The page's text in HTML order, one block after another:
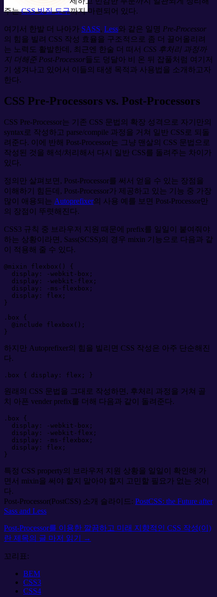
주는CSS 빗질 도구까지 마련되어 있다.
여기서 한발 더 나아가 SASS, Less와 같은 일명 Pre-Processor
의 힘을 빌려 CSS 작성 효율을 구조적으로 좀 더 끌어올리려
는 노력도 활발한데, 최근엔 한술 더 떠서 CSS 후처리 과정까
지 더해준 Post-Processor들도 덩달아 비 온 뒤 잡풀처럼 여기저
기 생겨나고 있어서 이들의 태생 목적과 사용법을 소개하고자
한다.
CSS Pre-Processors vs. Post-Processors
CSS Pre-Processor는 기존 CSS 문법의 확장 성격으로 자기만의
syntax로 작성하고 parse/compile 과정을 거쳐 일반 CSS로 되돌
려준다. 이에 반해 Post-Processor는 그냥 맨살의 CSS 문법으로
작성된 것을 해석/처리해서 다시 일반 CSS를 돌려주는 차이가
있다.
정의만 살펴보면, Post-Processor를 써서 얻을 수 있는 장점을
이해하기 힘든데, Post-Processor가 제공하고 있는 기능 중 가장
많이 애용되는 Autoprefixer의 사용 예를 보면 Post-Processor만
의 장점이 뚜렷해진다.
CSS3 규칙 중 브라우저 지원 때문에 prefix를 일일이 붙여줘야
하는 상황이라면, Sass(SCSS)의 경우 mixin 기능으로 다음과 같
이 적용해 줄 수 있다.
@mixin flexbox ( )
{
display : -webkit - box ;
display : -webkit - flex ;
display : -ms - flexbox ;
display : flex ;
}
. box
{
@include flexbox ( ) ;
}
하지만 Autoprefixer의 힘을 빌리면 CSS 작성은 아주 단순해진
다.
. box { display : flex ; }
원래의 CSS 문법을 그대로 작성하면, 후처리 과정을 거쳐 골
치 아픈 vender prefix를 더해 다음과 같이 돌려준다.
. box
{
display : -webkit-box ;
display : -webkit-flex ;
display : -ms-flexbox ;
display : flex ;
}
특정 CSS property의 브라우저 지원 상황을 일일이 확인해 가
면서 mixin을 써야 할지 말아야 할지 고민할 필요가 없는 것이
다.
Post-Processor(PostCSS) 소개 슬라이드: PostCSS: the Future after
Sass and Less
Post-Processor를 이용한 깔끔하고 미래 지향적인 CSS 작성(이)
란 제목의 글 마저 읽기 →
꼬리표:
BEM
CSS3
CSS4